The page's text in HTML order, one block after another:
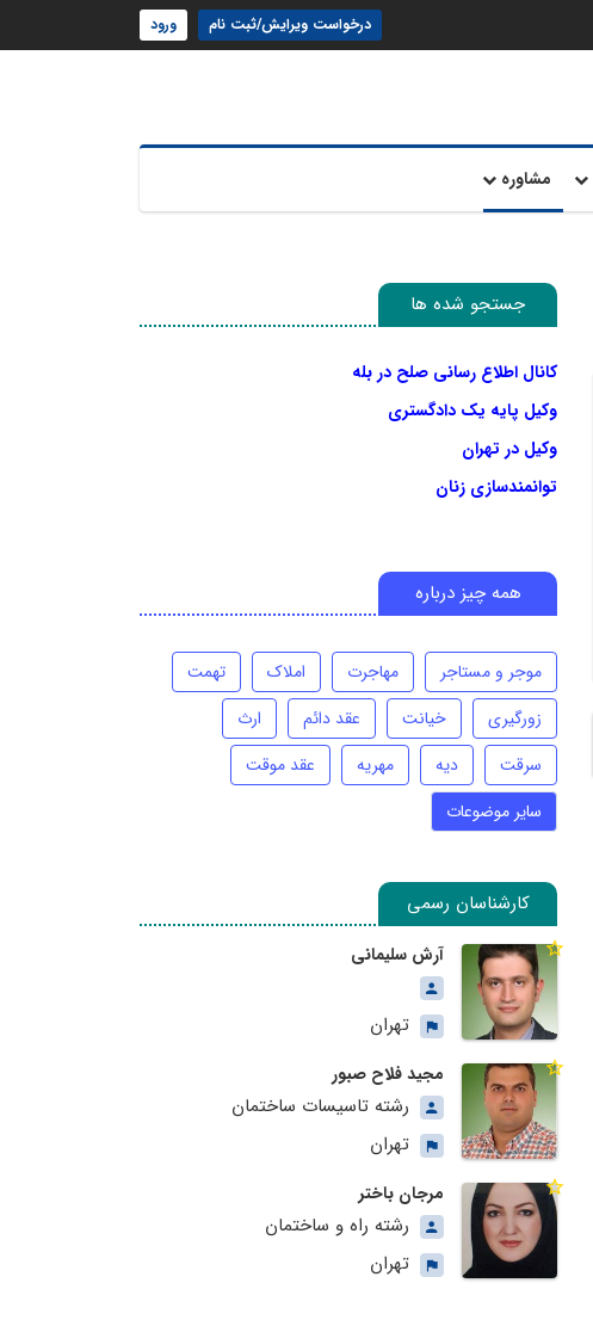
درخواست ویرایش/ثبت نام ورود
مشاوره
جستجو شده ها
کانال اطلاع رسانی صلح در بله
وکیل پایه یک دادگستری
وکیل در تهران
توانمندسازی زنان
همه چیز درباره
موجر و مستاجر مهاجرت املاک
تهمت
زورگیری
خیانت عقد دائم
ارث
سرقت
دیه مهریه
عقد موقت
سایر موضوعات
کارشناسان رسمی
آرش سلیمانی
تهران
مجید فلاح صبور
رشته تاسیسات ساختمان
تهران
مرجان باختر
رشته راه و ساختمان
تهران